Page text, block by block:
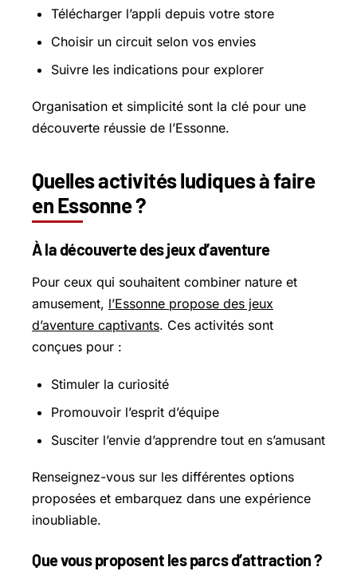
Télécharger l’appli depuis votre store
Choisir un circuit selon vos envies
Suivre les indications pour explorer
Organisation et simplicité sont la clé pour une
découverte réussie de l’Essonne.
Quelles activités ludiques à faire
en Essonne ?
À la découverte des jeux d’aventure
Pour ceux qui souhaitent combiner nature et
amusement, l’Essonne propose des jeux
d’aventure captivants. Ces activités sont
conçues pour :
Stimuler la curiosité
Promouvoir l’esprit d’équipe
Susciter l’envie d’apprendre tout en s’amusant
Renseignez-vous sur les différentes options
proposées et embarquez dans une expérience
inoubliable.
Que vous proposent les parcs d’attraction ?